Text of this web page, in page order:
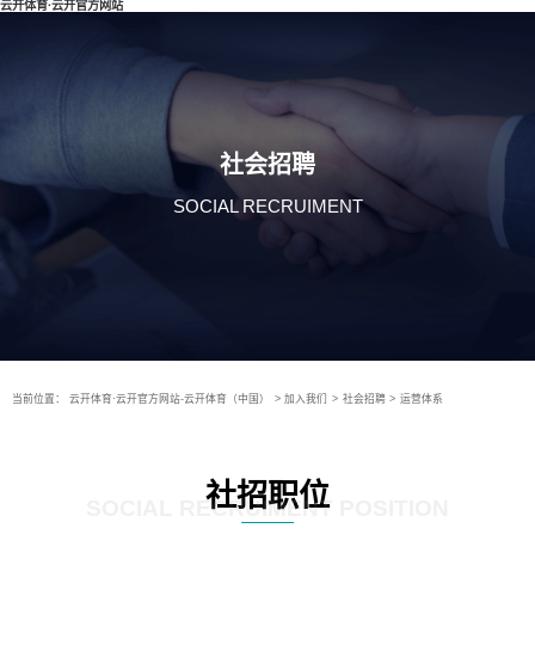
云开体育·云开官方网站
社会招聘
SOCIAL RECRUIMENT
当前位置： 云开体育·云开官方网站-云开体育（中国） > 加入我们 > 社会招聘 > 运营体系
社招职位
SOCIAL RECRUIMENT POSITION